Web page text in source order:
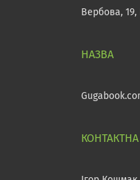
Вербова, 19,